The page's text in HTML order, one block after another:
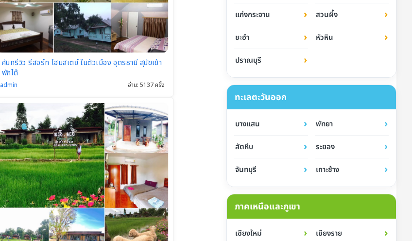
คันทรี่วิว รีสอร์ท โฮมสเตย์ ในตัวเมือง อุดรธานี สุนัขเข้า
พักได้
อ่าน: 5137 ครั้ง
admin
แก่งกระจาน › สวนผึ้ง ›
ชะอำ › หัวหิน ›
ปราณบุรี ›
ทะเลตะวันออก
บางแสน › พัทยา ›
สัตหีบ › ระยอง ›
จันทบุรี › เกาะช้าง ›
ภาคเหนือและภูเขา
เชียงใหม่ › เชียงราย ›